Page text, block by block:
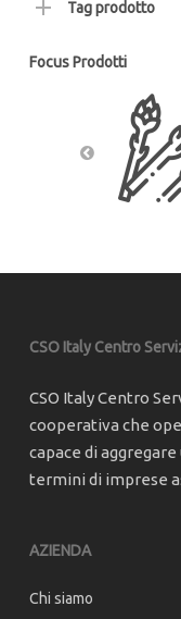
Tag prodotto
Focus Prodotti
CSO Italy Centro
CSO Italy Centro
cooperativa che
capace di
termini di imprese
AZIENDA
Chi siamo